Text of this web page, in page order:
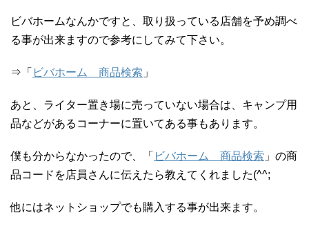
ビバホームなんかですと、取り扱っている店舗を予め調べ
る事が出来ますので参考にしてみて下さい。
⇒「 ビバホーム 商品検索 」
あと、ライター置き場に売っていない場合は、キャンプ用
品などがあるコーナーに置いてある事もあります。
僕も分からなかったので、「 ビバホーム 商品検索 」の商
品コードを店員さんに伝えたら教えてくれました(^^;
他にはネットショップでも購入する事が出来ます。